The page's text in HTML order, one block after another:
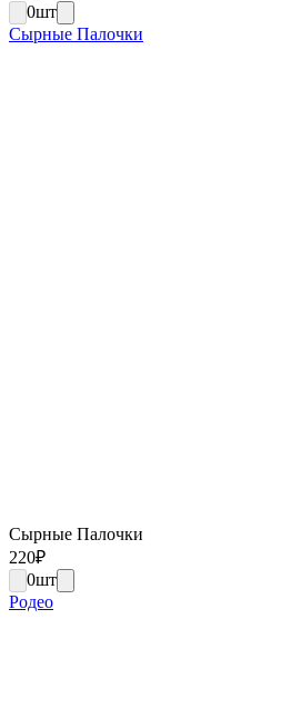
0шт
Сырные Палочки
Сырные Палочки
220₽
0шт
Родео